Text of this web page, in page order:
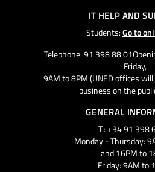
IT HELP AND
Students:Go to
Telephone: 91 398 88
Friday,
9AM to 8PM (UNED offices
business on the
GENERAL
T.: +34 91 398
Monday - Thursday:
and 16PM to
Friday: 9AM to